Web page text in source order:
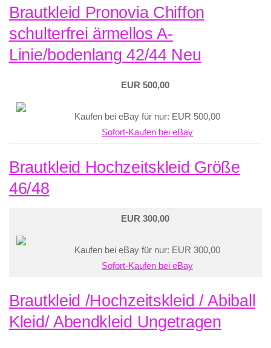
Brautkleid Pronovia Chiffon
schulterfrei ärmellos A-
Linie/bodenlang 42/44 Neu
EUR 500,00
Kaufen bei eBay für nur: EUR 500,00
Sofort-Kaufen bei eBay
Brautkleid Hochzeitskleid Größe
46/48
EUR 300,00
Kaufen bei eBay für nur: EUR 300,00
Sofort-Kaufen bei eBay
Brautkleid /Hochzeitskleid / Abiball
Kleid/ Abendkleid Ungetragen